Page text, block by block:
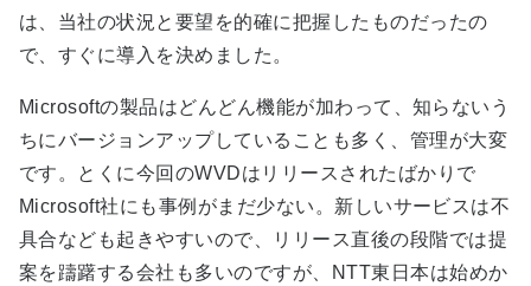
は、当社の状況と要望を的確に把握したものだったの
で、すぐに導入を決めました。
Microsoftの製品はどんどん機能が加わって、知らないう
ちにバージョンアップしていることも多く、管理が大変
です。とくに今回のWVDはリリースされたばかりで
Microsoft社にも事例がまだ少ない。新しいサービスは不
具合なども起きやすいので、リリース直後の段階では提
案を躊躇する会社も多いのですが、NTT東日本は始めか